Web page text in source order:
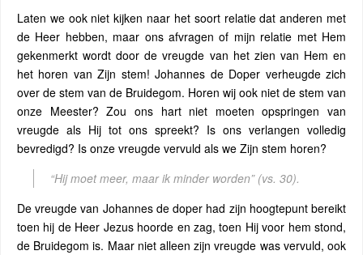
Laten we ook niet kijken naar het soort relatie dat anderen met
de Heer hebben, maar ons afvragen of mijn relatie met Hem
gekenmerkt wordt door de vreugde van het zien van Hem en
het horen van Zijn stem! Johannes de Doper verheugde zich
over de stem van de Bruidegom. Horen wij ook niet de stem van
onze Meester? Zou ons hart niet moeten opspringen van
vreugde als Hij tot ons spreekt? Is ons verlangen volledig
bevredigd? Is onze vreugde vervuld als we Zijn stem horen?
“Hij moet meer, maar ik minder worden” (vs. 30).
De vreugde van Johannes de doper had zijn hoogtepunt bereikt
toen hij de Heer Jezus hoorde en zag, toen Hij voor hem stond,
de Bruidegom is. Maar niet alleen zijn vreugde was vervuld, ook